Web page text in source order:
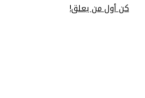
كن أول من يعلق!